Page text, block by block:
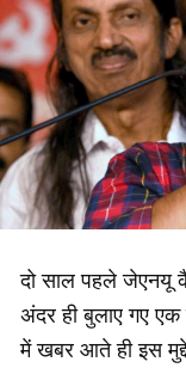
दो साल पहले जेएनयू
अंदर ही बुलाए गए एक
में खबर आते ही इस